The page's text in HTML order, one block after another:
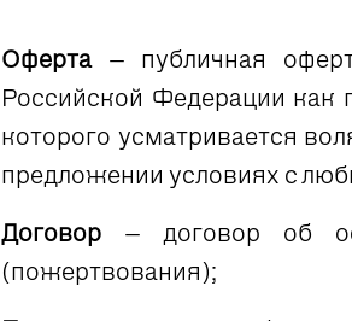
Оферта
– публичная
Российской Федерации как
которого усматривается
предложении условиях с
Договор
– договор об
(пожертвования);